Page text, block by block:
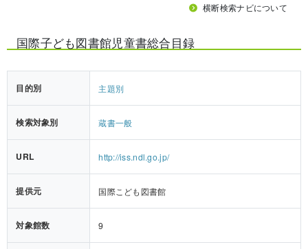
横断検索ナビについて
国際子ども図書館児童書総合目録
目的別 主題別
検索対象別 蔵書一般
URL http://iss.ndl.go.jp/
提供元 国際こども図書館
対象館数 9